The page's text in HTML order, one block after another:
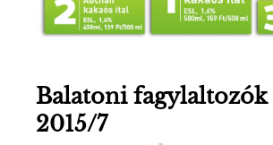
Balatoni fagylaltozók
2015/7